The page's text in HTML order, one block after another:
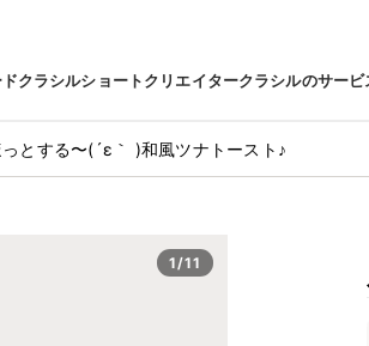
クラシルショートクリエイタークラシルのサービ
とする〜(´ε｀ )和風ツナトースト♪
1/11